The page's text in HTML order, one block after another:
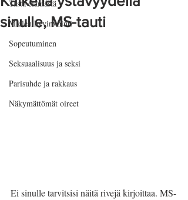
Tästä elämästä
Mielen hyvinvointi
Sopeutuminen
Seksuaalisuus ja seksi
Parisuhde ja rakkaus
Näkymättömät oireet
sinulle, MS-tauti
Ei sinulle tarvitsisi näitä rivejä kirjoittaa. MS-